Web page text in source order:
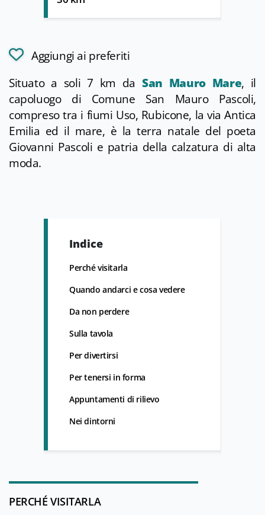
Aggiungi ai preferiti
Situato a soli 7 km daSan Mauro Mare, il
capoluogo di Comune San Mauro Pascoli,
compreso tra i fiumi Uso, Rubicone, la via Antica
Emilia ed il mare, è la terra natale del poeta
Giovanni Pascoli e patria della calzatura di alta
moda.
Indice
Perché visitarla
Quando andarci e cosa vedere
Da non perdere
Sulla tavola
Per divertirsi
Per tenersi in forma
Appuntamenti di rilievo
Nei dintorni
PERCHÉ VISITARLA